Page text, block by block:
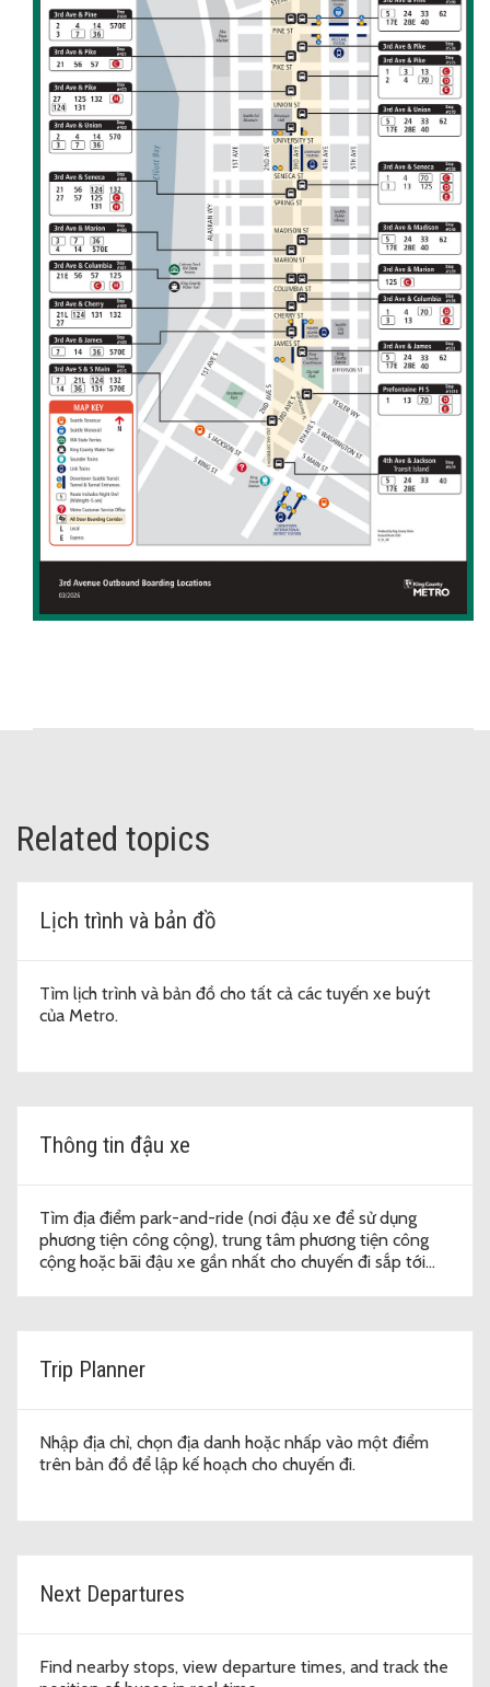
Related topics
Lịch trình và bản đồ
Tìm lịch trình và bản đồ cho tất cả các tuyến xe buýt
của Metro.
Thông tin đậu xe
Tìm địa điểm park-and-ride (nơi đậu xe để sử dụng
phương tiện công cộng), trung tâm phương tiện công
cộng hoặc bãi đậu xe gần nhất cho chuyến đi sắp tới
Trip Planner
Nhập địa chỉ, chọn địa danh hoặc nhấp vào một điểm
trên bản đồ để lập kế hoạch cho chuyến đi.
Next Departures
Find nearby stops, view departure times, and track the